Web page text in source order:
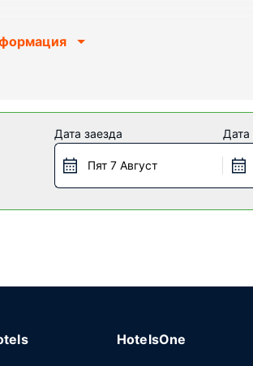
в одном из 300 номеров, где
такие услуги и удобства как бесплатный
или кофейня/кафе, предлагающий
утолите жажду своим любимым
Дата заезда
Пят 7 Август
Дата
HotelsOne